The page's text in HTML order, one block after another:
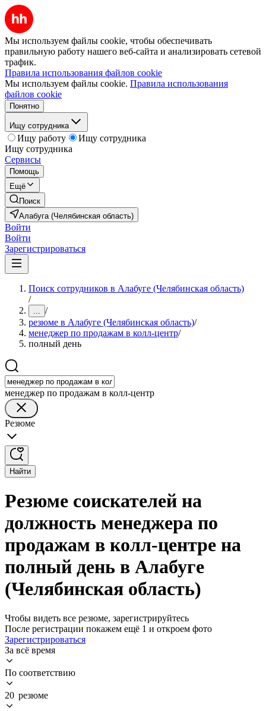
Мы используем файлы cookie, чтобы обеспечивать
правильную работу нашего веб-сайта и анализировать сетевой
трафик.
Правила использования файлов cookie
Мы используем файлы cookie. Правила использования
файлов cookie
Понятно
Ищу сотрудника
Ищу работу
Ищу сотрудника
Ищу сотрудника
Сервисы
Помощь
Ещё
Поиск
Алабуга (Челябинская область)
Войти
Войти
Зарегистрироваться
Поиск сотрудников в Алабуге (Челябинская область)
/
... /
резюме в Алабуге (Челябинская область)/
менеджер по продажам в колл-центр/
полный день
менеджер по продажам в колл-центр
Резюме
Найти
Резюме соискателей на
должность менеджера по
продажам в колл-центре на
полный день в Алабуге
(Челябинская область)
Чтобы видеть все резюме, зарегистрируйтесь
После регистрации покажем ещё 1 и откроем фото
Зарегистрироваться
За всё время
По соответствию
20 резюме